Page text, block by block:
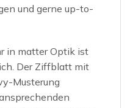
und gerne up-to-
in matter Optik ist
Der Ziffblatt mit
Musterung